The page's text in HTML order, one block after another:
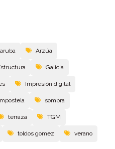
aruba Arzúa
Galicia
Impresión digital
sombra
terraza TGM
toldos gomez verano